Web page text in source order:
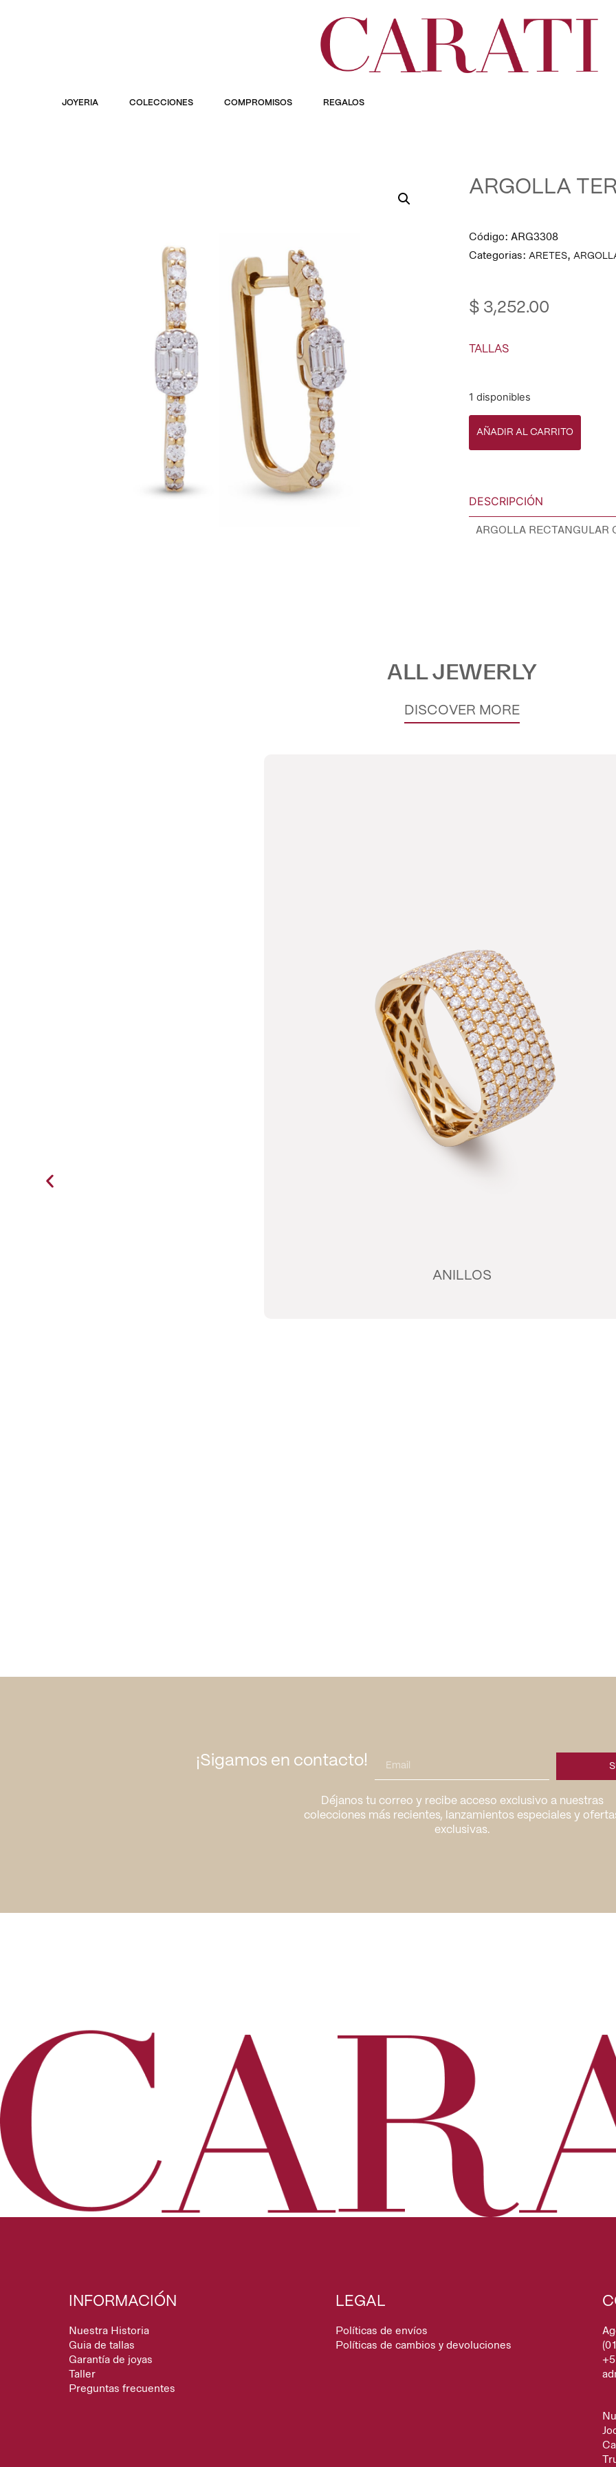
JOYERIA COLECCIONES COMPROMISOS REGALOS
ARGOLLA
Código: ARG3308
Categorias: ARETES,
$ 3,252.00
TALLAS
1 disponibles
AÑADIR AL CARRITO
DESCRIPCIÓN
ARGOLLA RECTANGULAR
ALL JEWERLY
DISCOVER MORE
ANILLOS
¡Sigamos en contacto!
Déjanos tu correo y recibe acceso exclusivo a nuestras
colecciones más recientes, lanzamientos especiales y
exclusivas.
INFORMACIÓN
Nuestra Historia
Guia de tallas
Garantía de joyas
Taller
Preguntas frecuentes
LEGAL
Políticas de envíos
Políticas de cambios y devoluciones